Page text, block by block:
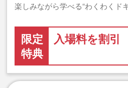
楽しみながら学べる“わくわくド
限定
特典
入場料を割引